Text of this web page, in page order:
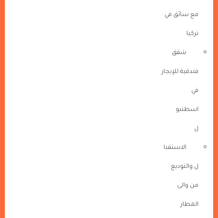
مع سائق في
تركيا
شقق
فندقية للإيجار
في
اسطنبو
ل
الاستقبا
ل والتوديع
من والى
المطار